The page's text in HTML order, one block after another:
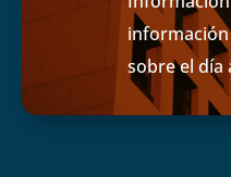
sobre el día